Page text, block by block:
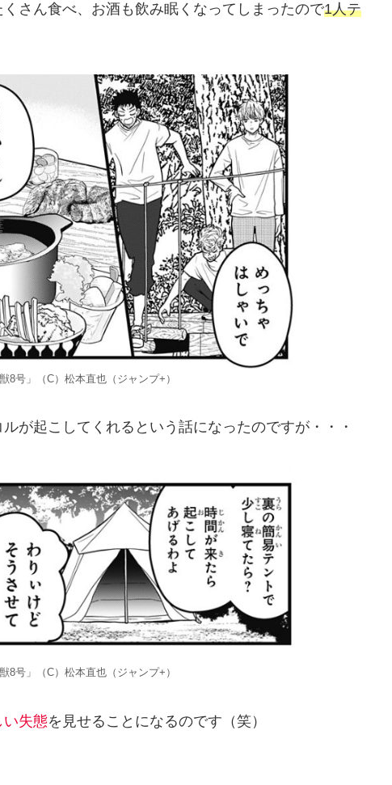
さん食べ、お酒も飲み眠くなってしまったので1人テ
8号」（C）松本直也（ジャンプ+）
が起こしてくれるという話になったのですが・・・
8号」（C）松本直也（ジャンプ+）
い失態を見せることになるのです（笑）